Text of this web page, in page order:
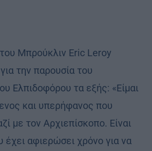
Μπρούκλιν Eric Leroy
την παρουσία του
Ελπιδοφόρου τα εξής: «Είμαι
και υπερήφανος που
με τον Αρχιεπίσκοπο. Είναι
έχει αφιερώσει χρόνο για να